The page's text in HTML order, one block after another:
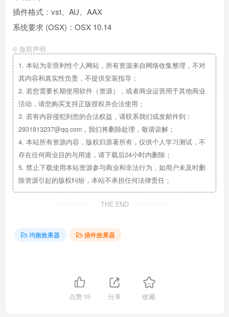
插件格式：vst、AU、AAX
系统要求 (OSX)：OSX 10.14
© 版权声明
1. 本站为非营利性个人网站，所有资源来自网络收集整理，不对
其内容和真实性负责，不提供安装指导；
2. 若您需要长期使用软件（资源），或者商业运营用于其他商业
活动，请您购买支持正版授权并合法使用；
3. 若有内容侵犯到您的合法权益，请联系我们或发邮件到：
2931813237@qq.com，我们将删除处理，敬请谅解；
4. 本站所有资源内容，版权归原著所有，仅供个人学习测试，不
存在任何商业目的与用途，请下载后24小时内删除；
5. 禁止下载使用本站资源参与商业和非法行为，如用户未及时删
除资源引起的版权纠纷，本站不承担任何法律责任；
THE END
均衡效果器 插件效果器
点赞15 分享 收藏